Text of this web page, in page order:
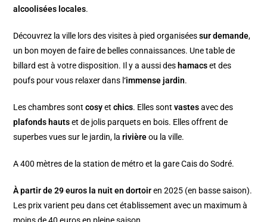
alcoolisées locales.
Découvrez la ville lors des visites à pied organiséessur demande,
un bon moyen de faire de belles connaissances. Une table de
billard est à votre disposition. Il y a aussi des hamacset des
poufs pour vous relaxer dans l‘immense jardin.
Les chambres sontcosyetchics. Elles sontvastesavec des
plafonds hautset de jolis parquets en bois. Elles offrent de
superbes vues sur le jardin, larivièreou la ville.
A 400 mètres de la station de métro et la gare Cais do Sodré.
À partir de 29 euros la nuit en dortoiren 2025 (en basse saison).
Les prix varient peu dans cet établissement avec un maximum à